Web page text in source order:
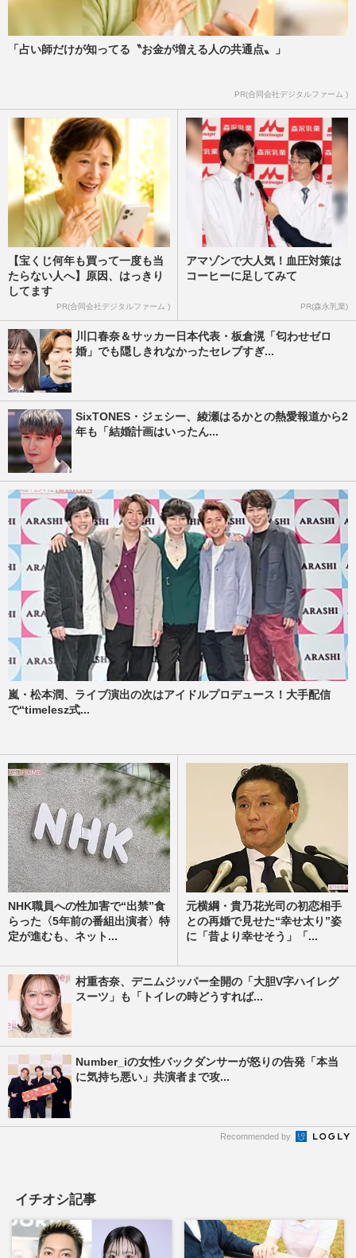
「占い師だけが知ってる〝お金が増える人の共通点〟」
PR(合同会社デジタルファーム )
【宝くじ何年も買って一度も当
たらない人へ】原因、はっきり
してます
PR(合同会社デジタルファーム )
アマゾンで大人気！血圧対策は
コーヒーに足してみて
PR(森永乳業)
川口春奈＆サッカー日本代表・板倉滉「匂わせゼロ
婚」でも隠しきれなかったセレブすぎ...
SixTONES・ジェシー、綾瀬はるかとの熱愛報道から2
年も「結婚計画はいったん...
嵐・松本潤、ライブ演出の次はアイドルプロデュース！大手配信
で“timelesz式...
NHK職員への性加害で“出禁”食
らった〈5年前の番組出演者〉特
定が進むも、ネット...
元横綱・貴乃花光司の初恋相手
との再婚で見せた“幸せ太り”姿
に「昔より幸せそう」「...
村重杏奈、デニムジッパー全開の「大胆V字ハイレグ
スーツ」も「トイレの時どうすれば...
Number_iの女性バックダンサーが怒りの告発「本当
に気持ち悪い」共演者まで攻...
Recommended by
イチオシ記事